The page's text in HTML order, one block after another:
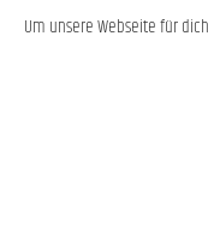
Um unsere Webseite für